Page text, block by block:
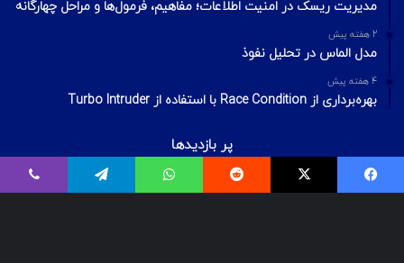
مدیریت ریسک در امنیت اطلاعات؛ مفاهیم، فرمول‌ها و مراحل چهارگانه
2 هفته پیش
مدل الماس در تحلیل نفوذ
4 هفته پیش
بهره‌برداری از Race Condition با استفاده از Turbo Intruder
پر بازدیدها
اردیبهشت ۲۰, ۱۴۰۰